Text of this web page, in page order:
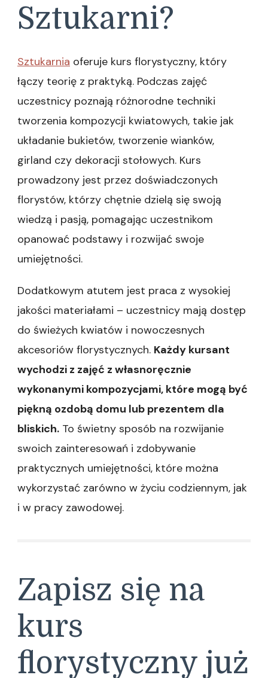
Sztukarni?
Sztukarnia oferuje kurs florystyczny, który
łączy teorię z praktyką. Podczas zajęć
uczestnicy poznają różnorodne techniki
tworzenia kompozycji kwiatowych, takie jak
układanie bukietów, tworzenie wianków,
girland czy dekoracji stołowych. Kurs
prowadzony jest przez doświadczonych
florystów, którzy chętnie dzielą się swoją
wiedzą i pasją, pomagając uczestnikom
opanować podstawy i rozwijać swoje
umiejętności.
Dodatkowym atutem jest praca z wysokiej
jakości materiałami – uczestnicy mają dostęp
do świeżych kwiatów i nowoczesnych
akcesoriów florystycznych. Każdy kursant
wychodzi z zajęć z własnoręcznie
wykonanymi kompozycjami, które mogą być
piękną ozdobą domu lub prezentem dla
bliskich. To świetny sposób na rozwijanie
swoich zainteresowań i zdobywanie
praktycznych umiejętności, które można
wykorzystać zarówno w życiu codziennym, jak
i w pracy zawodowej.
Zapisz się na
kurs
florystyczny już